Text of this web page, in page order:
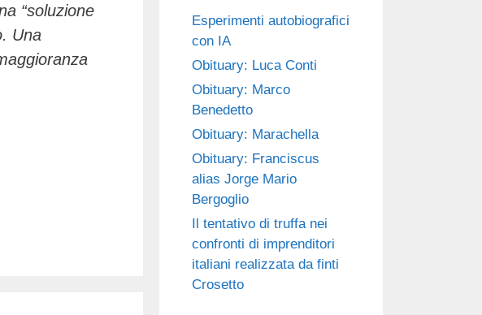
“soluzione
Una
Esperimenti autobiografici
con IA
Obituary: Luca Conti
Obituary: Marco
Benedetto
Obituary: Marachella
Obituary: Franciscus
alias Jorge Mario
Bergoglio
Il tentativo di truffa nei
confronti di imprenditori
italiani realizzata da finti
Crosetto